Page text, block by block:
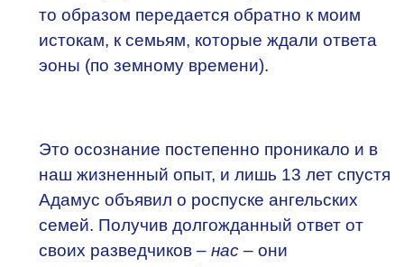
то образом передается обратно к моим
истокам, к семьям, которые ждали ответа
эоны (по земному времени).
Это осознание постепенно проникало и в
наш жизненный опыт, и лишь 13 лет спустя
Адамус объявил о роспуске ангельских
семей. Получив долгожданный ответ от
своих разведчиков – нас – они